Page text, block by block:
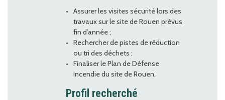
Assurer les visites sécurité lors des
travaux sur le site de Rouen prévus
fin d’année ;
Rechercher de pistes de réduction
ou tri des déchets ;
Finaliser le Plan de Défense
Incendie du site de Rouen.
Profil recherché